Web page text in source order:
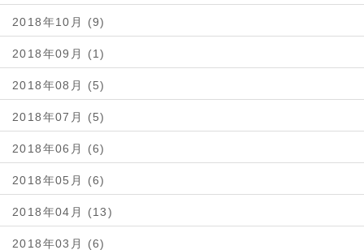
2018年10月 (9)
2018年09月 (1)
2018年08月 (5)
2018年07月 (5)
2018年06月 (6)
2018年05月 (6)
2018年04月 (13)
2018年03月 (6)